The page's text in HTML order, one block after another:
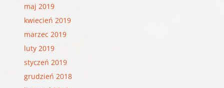
maj 2019
kwiecień 2019
marzec 2019
luty 2019
styczeń 2019
grudzień 2018